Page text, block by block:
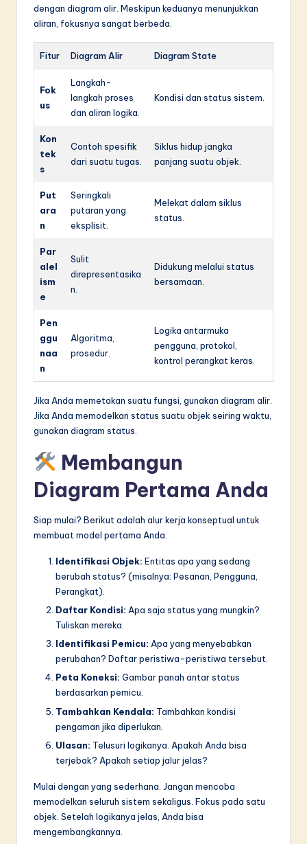
dengan diagram alir. Meskipun keduanya menunjukkan
aliran, fokusnya sangat berbeda.
Fitur Diagram Alir Diagram State
Fok
us
Langkah-
langkah proses
dan aliran logika.
Kondisi dan status sistem.
Kon
tek
s
Contoh spesifik
dari suatu tugas.
Siklus hidup jangka
panjang suatu objek.
Put
ara
n
Seringkali
putaran yang
eksplisit.
Melekat dalam siklus
status.
Par
alel
ism
e
Sulit
direpresentasika
n.
Didukung melalui status
bersamaan.
Pen
ggu
naa
n
Algoritma,
prosedur.
Logika antarmuka
pengguna, protokol,
kontrol perangkat keras.
Jika Anda memetakan suatu fungsi, gunakan diagram alir.
Jika Anda memodelkan status suatu objek seiring waktu,
gunakan diagram status.
Membangun
Diagram Pertama Anda
Siap mulai? Berikut adalah alur kerja konseptual untuk
membuat model pertama Anda.
Identifikasi Objek: Entitas apa yang sedang
berubah status? (misalnya: Pesanan, Pengguna,
Perangkat).
Daftar Kondisi: Apa saja status yang mungkin?
Tuliskan mereka.
Identifikasi Pemicu: Apa yang menyebabkan
perubahan? Daftar peristiwa-peristiwa tersebut.
Peta Koneksi: Gambar panah antar status
berdasarkan pemicu.
Tambahkan Kendala: Tambahkan kondisi
pengaman jika diperlukan.
Ulasan: Telusuri logikanya. Apakah Anda bisa
terjebak? Apakah setiap jalur jelas?
Mulai dengan yang sederhana. Jangan mencoba
memodelkan seluruh sistem sekaligus. Fokus pada satu
objek. Setelah logikanya jelas, Anda bisa
mengembangkannya.